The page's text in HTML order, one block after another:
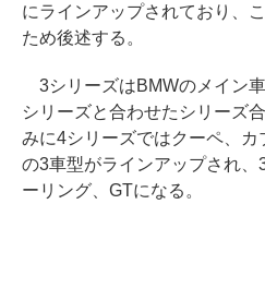
にラインアップされており、
ため後述する。
3シリーズはBMWのメイン
シリーズと合わせたシリーズ
みに4シリーズではクーペ、
の3車型がラインアップされ
ーリング、GTになる。